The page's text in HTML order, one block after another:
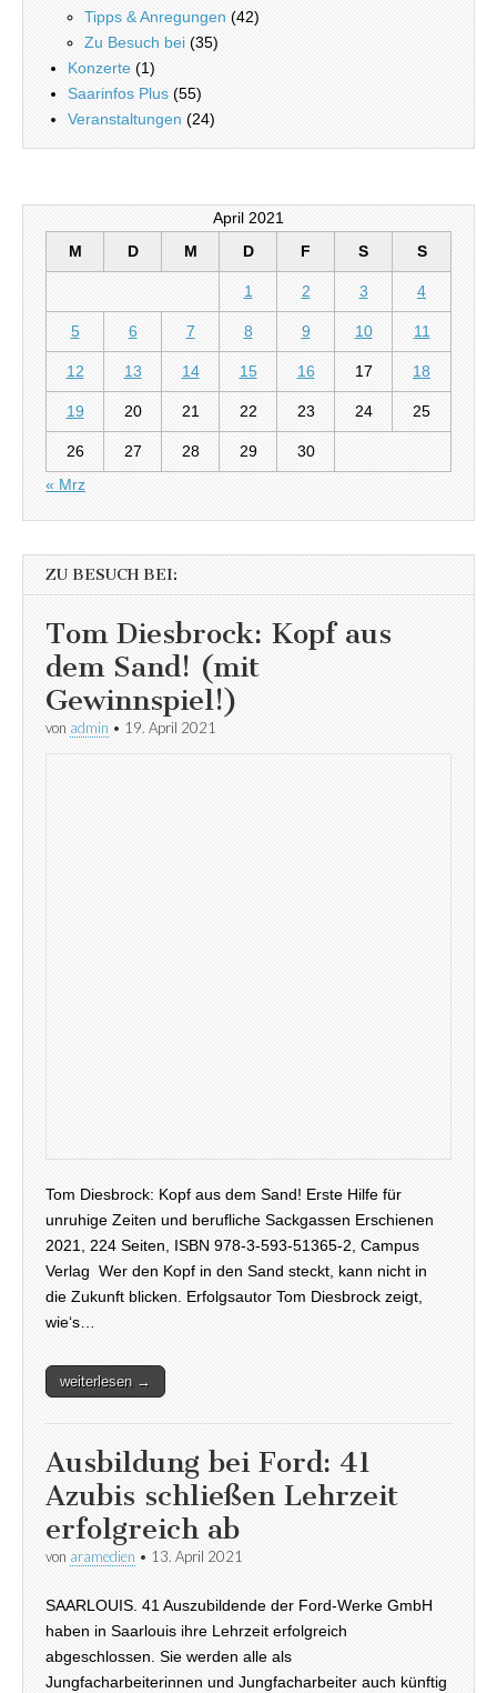
Tipps & Anregungen (42)
Zu Besuch bei (35)
Konzerte (1)
Saarinfos Plus (55)
Veranstaltungen (24)
April 2021
M
D M D F S S
1 2 3 4
5 6 7 8 9 10 11
12 13 14 15 16 17 18
19 20 21 22 23 24 25
26 27 28 29
30
« Mrz
ZU BESUCH BEI:
Tom Diesbrock: Kopf aus
dem Sand! (mit
Gewinnspiel!)
von admin • 19. April 2021
Tom Diesbrock: Kopf aus dem Sand! Erste Hilfe für
unruhige Zeiten und berufliche Sackgassen Erschienen
2021, 224 Seiten, ISBN 978-3-593-51365-2, Campus
Verlag Wer den Kopf in den Sand steckt, kann nicht in
die Zukunft blicken. Erfolgsautor Tom Diesbrock zeigt,
wie‘s…
weiterlesen →
Ausbildung bei Ford: 41
Azubis schließen Lehrzeit
erfolgreich ab
von aramedien • 13. April 2021
SAARLOUIS. 41 Auszubildende der Ford-Werke GmbH
haben in Saarlouis ihre Lehrzeit erfolgreich
abgeschlossen. Sie werden alle als
Jungfacharbeiterinnen und Jungfacharbeiter auch künftig